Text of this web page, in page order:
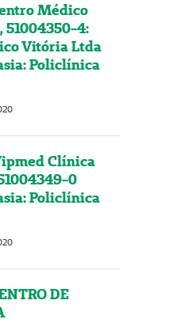
Médico
4:
Vitória Ltda
Policlínica
Clínica
0
Policlínica
DE